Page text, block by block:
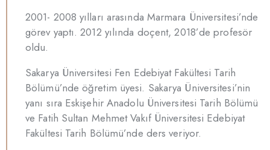
2001- 2008 yılları arasında Marmara Üniversitesi’nde
görev yaptı. 2012 yılında doçent, 2018’de profesör
oldu.
Sakarya Üniversitesi Fen Edebiyat Fakültesi Tarih
Bölümü’nde öğretim üyesi. Sakarya Üniversitesi’nin
yanı sıra Eskişehir Anadolu Üniversitesi Tarih Bölümü
ve Fatih Sultan Mehmet Vakıf Üniversitesi Edebiyat
Fakültesi Tarih Bölümü’nde ders veriyor.